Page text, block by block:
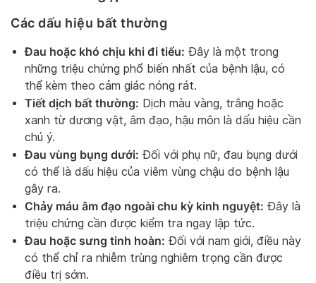
Các dấu hiệu bất thường
Đau hoặc khó chịu khi đi tiểu: Đây là một trong
những triệu chứng phổ biến nhất của bệnh lậu, có
thể kèm theo cảm giác nóng rát.
Tiết dịch bất thường: Dịch màu vàng, trắng hoặc
xanh từ dương vật, âm đạo, hậu môn là dấu hiệu cần
chú ý.
Đau vùng bụng dưới: Đối với phụ nữ, đau bụng dưới
có thể là dấu hiệu của viêm vùng chậu do bệnh lậu
gây ra.
Chảy máu âm đạo ngoài chu kỳ kinh nguyệt: Đây là
triệu chứng cần được kiểm tra ngay lập tức.
Đau hoặc sưng tinh hoàn: Đối với nam giới, điều này
có thể chỉ ra nhiễm trùng nghiêm trọng cần được
điều trị sớm.